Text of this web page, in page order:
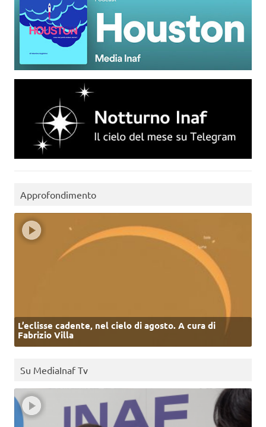
Approfondimento
L’eclisse cadente, nel cielo di agosto. A cura di
Fabrizio Villa
Su MediaInaf Tv